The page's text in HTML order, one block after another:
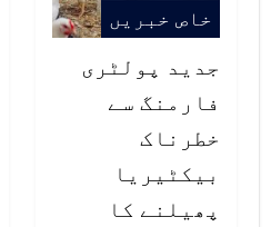
زمہ داری کیا ہوتی
تصدیق کی جائے یا
مسئلہ ہی نہیں۔ بس
خبر ہونی چاہیے
یہ خود ہی لگا دیتے
خاص خبریں
جدید پولٹری
فارمنگ سے
خطرناک
بیکٹیریا
پھیلنے کا